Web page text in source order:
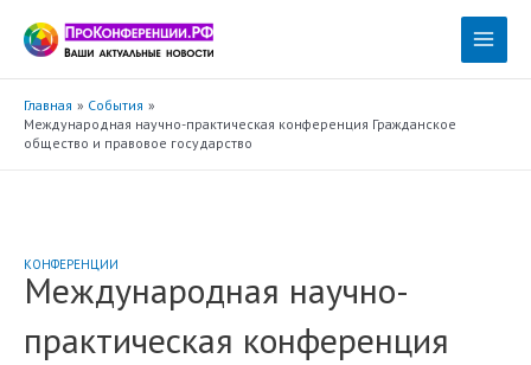
содержимому
Main
Главная
События
Международная научно-практическая конференция Гражданское
общество и правовое государство
КОНФЕРЕНЦИИ
Международная научно-
практическая конференция